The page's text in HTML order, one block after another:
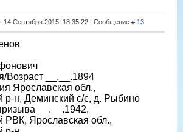
14 Сентября 2015, 18:35:22 | Сообщение # 13
Возраст __.__.1894
Ярославская обл.,
р-н, Деминский с/с, д. Рыбино
__.__.1942,
РВК, Ярославская обл.,